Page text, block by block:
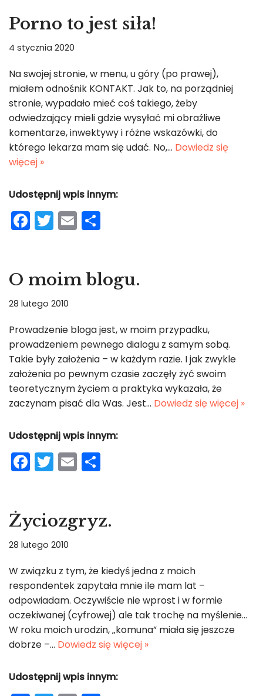
e
b
o
o
k
er l e
Porno to jest siła!
4 stycznia 2020
Na swojej stronie, w menu, u góry (po prawej),
miałem odnośnik KONTAKT. Jak to, na porządniej
stronie, wypadało mieć coś takiego, żeby
odwiedzający mieli gdzie wysyłać mi obraźliwe
komentarze, inwektywy i różne wskazówki, do
którego lekarza mam się udać. No,… Dowiedz się
więcej »
Udostępnij wpis innym:
F
a
e
b
o
o
k
T
w
er
E
m
l e
O moim blogu.
28 lutego 2010
Prowadzenie bloga jest, w moim przypadku,
prowadzeniem pewnego dialogu z samym sobą.
Takie były założenia – w każdym razie. I jak zwykle
założenia po pewnym czasie zaczęły żyć swoim
teoretycznym życiem a praktyka wykazała, że
zaczynam pisać dla Was. Jest… Dowiedz się więcej »
Udostępnij wpis innym:
F
a
e
b
o
o
k
T
w
er
E
m
l e
Życiozgryz.
28 lutego 2010
W związku z tym, że kiedyś jedna z moich
respondentek zapytała mnie ile mam lat –
odpowiadam. Oczywiście nie wprost i w formie
oczekiwanej (cyfrowej) ale tak trochę na myślenie…
W roku moich urodzin, „komuna” miała się jeszcze
dobrze –… Dowiedz się więcej »
Udostępnij wpis innym: